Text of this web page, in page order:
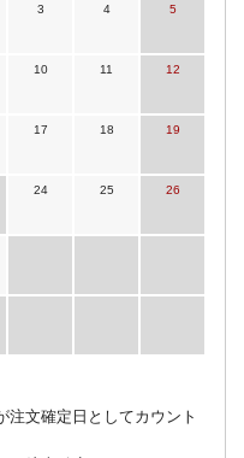
3 4 5
10 11 12
17 18 19
24 25 26
文確定日としてカウント